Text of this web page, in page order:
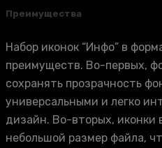
Преимущества
Набор иконок “Инфо” в
преимуществ. Во-первых,
сохранять прозрачность
универсальными и легко
дизайн. Во-вторых, иконки
небольшой размер файла,